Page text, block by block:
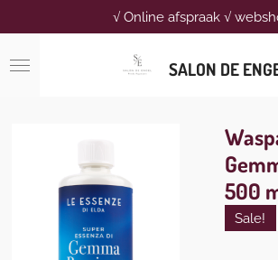
direct
naar
SALON DE
√ Online afspraak √
500
Sale!